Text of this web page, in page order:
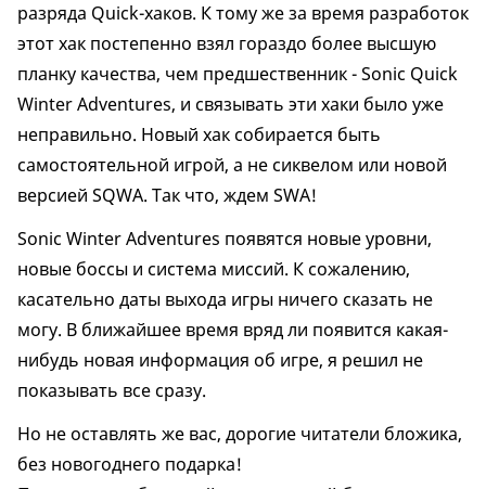
разряда Quick-хаков. К тому же за время разработок
этот хак постепенно взял гораздо более высшую
планку качества, чем предшественник - Sonic Quick
Winter Adventures, и связывать эти хаки было уже
неправильно. Новый хак собирается быть
самостоятельной игрой, а не сиквелом или новой
версией SQWA. Так что, ждем SWA!
Sonic Winter Adventures появятся новые уровни,
новые боссы и система миссий. К сожалению,
касательно даты выхода игры ничего сказать не
могу. В ближайшее время вряд ли появится какая-
нибудь новая информация об игре, я решил не
показывать все сразу.
Но не оставлять же вас, дорогие читатели бложика,
без новогоднего подарка!